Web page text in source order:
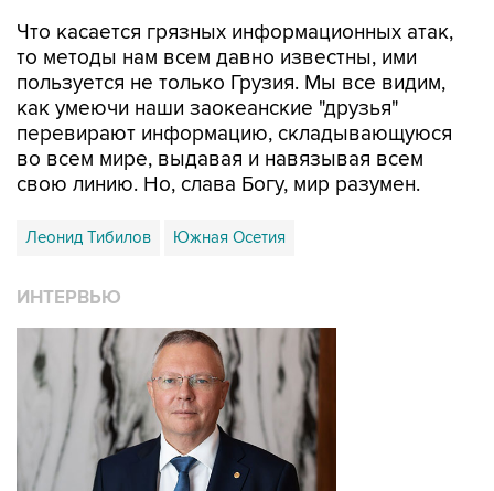
Что касается грязных информационных атак,
то методы нам всем давно известны, ими
пользуется не только Грузия. Мы все видим,
как умеючи наши заокеанские "друзья"
перевирают информацию, складывающуюся
во всем мире, выдавая и навязывая всем
свою линию. Но, слава Богу, мир разумен.
Леонид Тибилов Южная Осетия
ИНТЕРВЬЮ